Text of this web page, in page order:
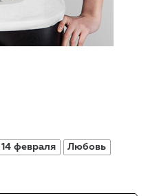
14 февраля Любовь